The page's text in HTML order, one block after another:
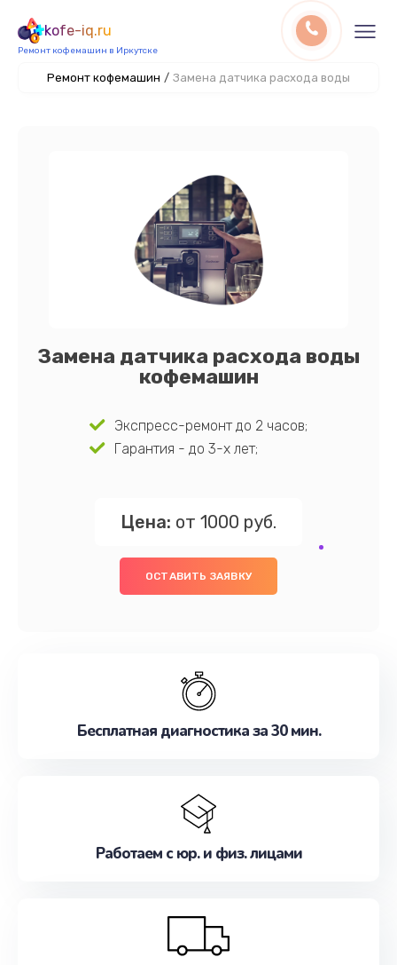
kofe-iq.ru
Ремонт кофемашин в Иркутске
Ремонт кофемашин / Замена датчика расхода воды
Замена датчика расхода воды
кофемашин
Экспресс-ремонт до 2 часов;
Гарантия - до 3-х лет;
Цена: от 1000 руб.
ОСТАВИТЬ ЗАЯВКУ
Бесплатная диагностика за 30 мин.
Работаем с юр. и физ. лицами